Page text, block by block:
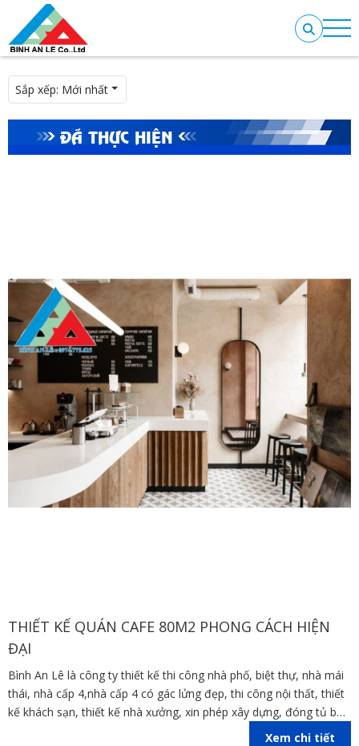
Sắp xếp: Mới nhất
ĐÃ THỰC HIỆN
THIẾT KẾ QUÁN CAFE 80M2 PHONG CÁCH HIỆN
ĐẠI
Bình An Lê là công ty thiết kế thi công nhà phố, biệt thự, nhà mái
thái, nhà cấp 4,nhà cấp 4 có gác lửng đẹp, thi công nội thất, thiết
kế khách sạn, thiết kế nhà xưởng, xin phép xây dựng, đóng tủ bếp
trên địa bàn các tỉnh Đồng Nai, Bình Dương, TP Hồ Chí Minh,
Xem chi tiết